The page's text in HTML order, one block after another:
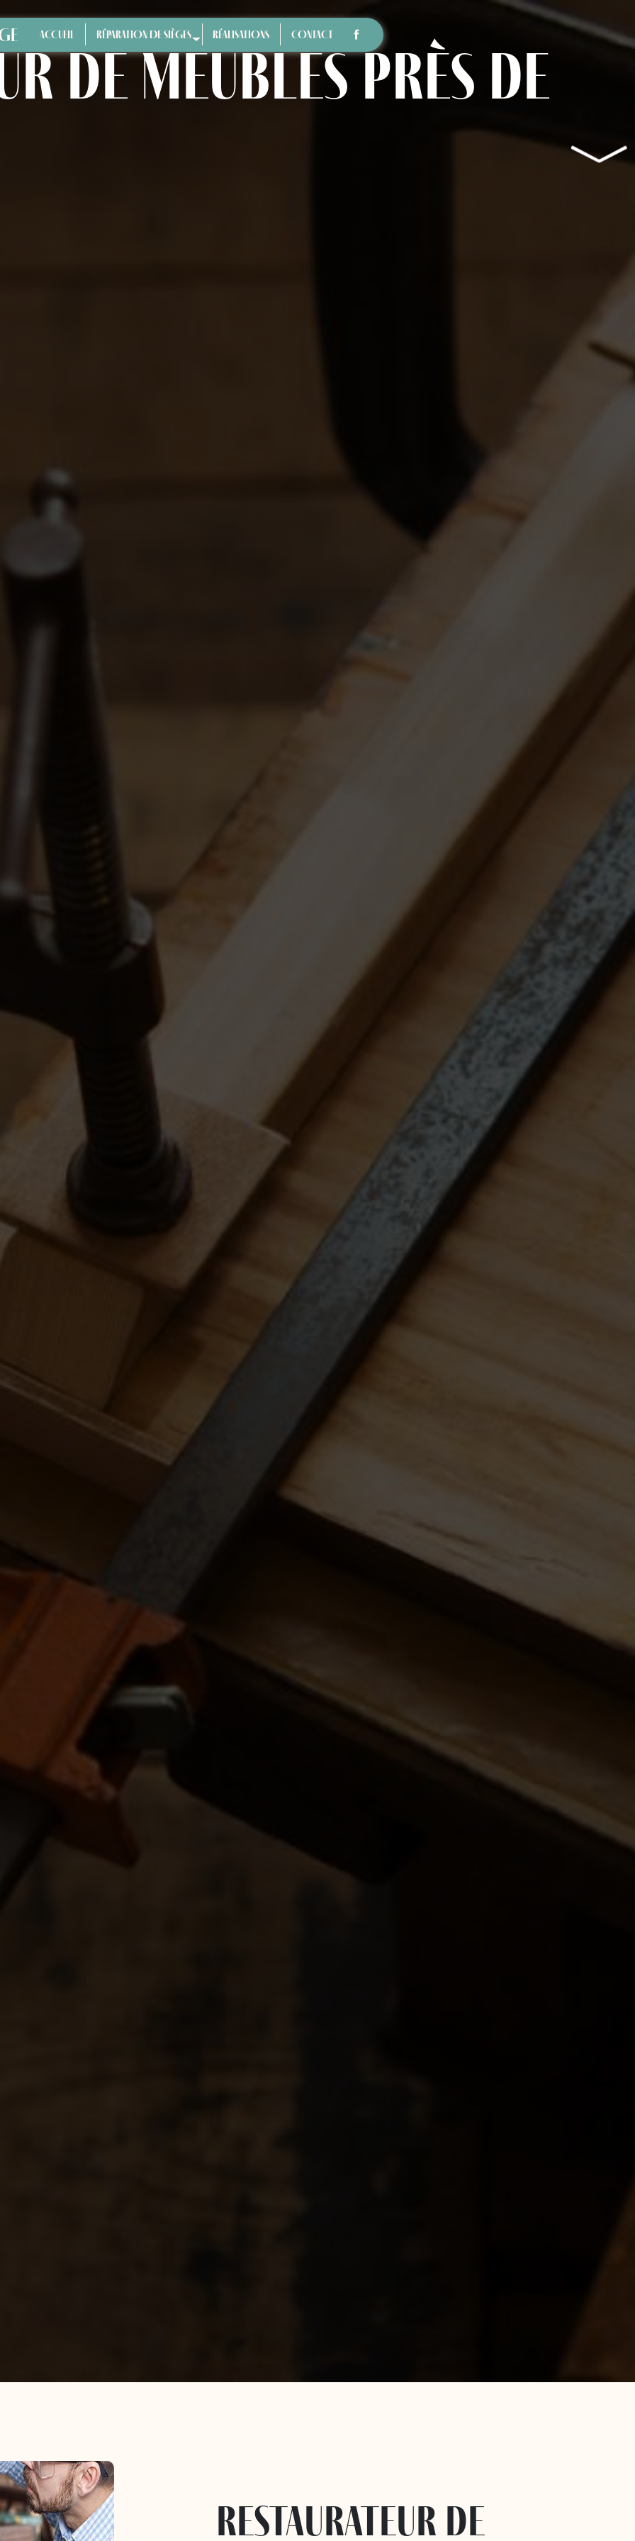
ACCUEIL RÉPARATION DE SIÈGES RÉALISATIONS CONTACT
de meubles près de
restaurateur de